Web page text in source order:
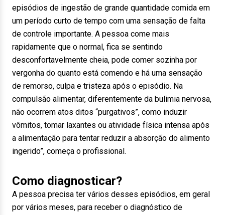
episódios de ingestão de grande quantidade comida em
um período curto de tempo com uma sensação de falta
de controle importante. A pessoa come mais
rapidamente que o normal, fica se sentindo
desconfortavelmente cheia, pode comer sozinha por
vergonha do quanto está comendo e há uma sensação
de remorso, culpa e tristeza após o episódio. Na
compulsão alimentar, diferentemente da bulimia nervosa,
não ocorrem atos ditos “purgativos”, como induzir
vômitos, tomar laxantes ou atividade física intensa após
a alimentação para tentar reduzir a absorção do alimento
ingerido”, começa o profissional.
Como diagnosticar?
A pessoa precisa ter vários desses episódios, em geral
por vários meses, para receber o diagnóstico de